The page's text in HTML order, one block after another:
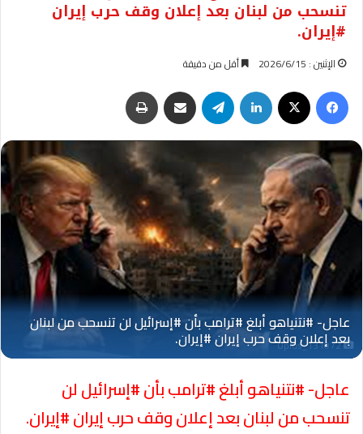
تنسحب من لبنان بعد إعلان وقف حرب إيران
#إيران.
الإثنين : 2026/6/15 أقل من دقيقة
فيسبوك لينكدإن تيلقرام مشاركة عبر البريد
Oplus_131072
عاجل- #نتنياهو أبلغ #ترامب بأن #إسرائيل لن
تنسحب من لبنان بعد إعلان وقف حرب إيران #إيران.